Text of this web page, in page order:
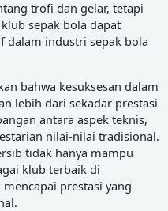
trofi dan gelar, tetapi
sepak bola dapat
dalam industri sepak bola
bahwa kesuksesan dalam
lebih dari sekadar prestasi
antara aspek teknis,
nilai-nilai tradisional.
tidak hanya mampu
klub terbaik di
prestasi yang